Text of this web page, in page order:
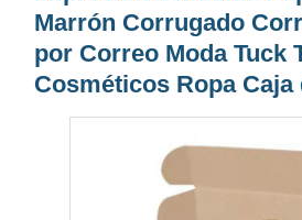
Marrón Corrugado
por Correo Moda Tuck
Cosméticos Ropa Caja